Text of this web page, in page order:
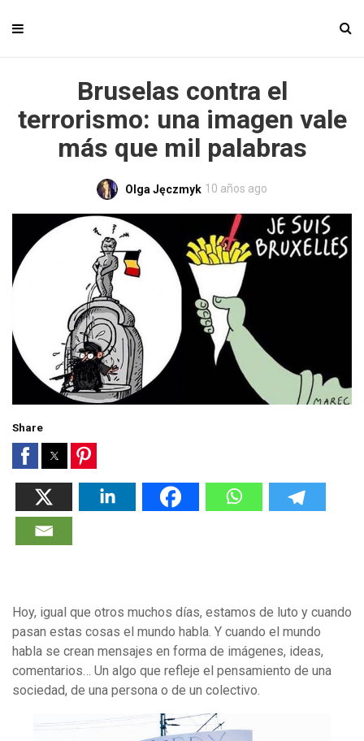
Bruselas contra el
terrorismo: una imagen vale
más que mil palabras
Olga Jęczmyk 10 años ago
Share
Hoy, igual que otros muchos días, estamos de luto y cuando
pasan estas cosas el mundo habla. Y cuando el mundo
habla se crean mensajes en forma de imágenes, ideas,
comentarios… Un algo que refleje el pensamiento de una
sociedad, de una persona o de un colectivo.